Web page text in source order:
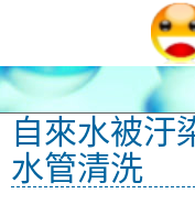
自來水被汙
水管清洗